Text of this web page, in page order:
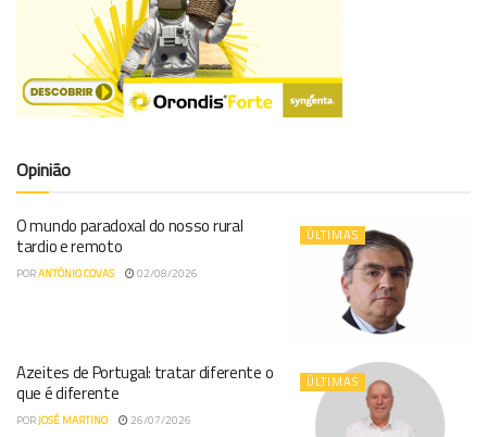
Opinião
ÚLTIMAS
O mundo paradoxal do nosso rural
tardio e remoto
PORANTÓNIO COVAS 02/08/2026
ÚLTIMAS
Azeites de Portugal: tratar diferente o
que é diferente
PORJOSÉ MARTINO 26/07/2026